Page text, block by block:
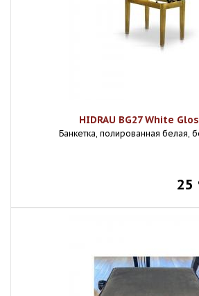
HIDRAU BG27 White
Банкетка, полированная белая,
25